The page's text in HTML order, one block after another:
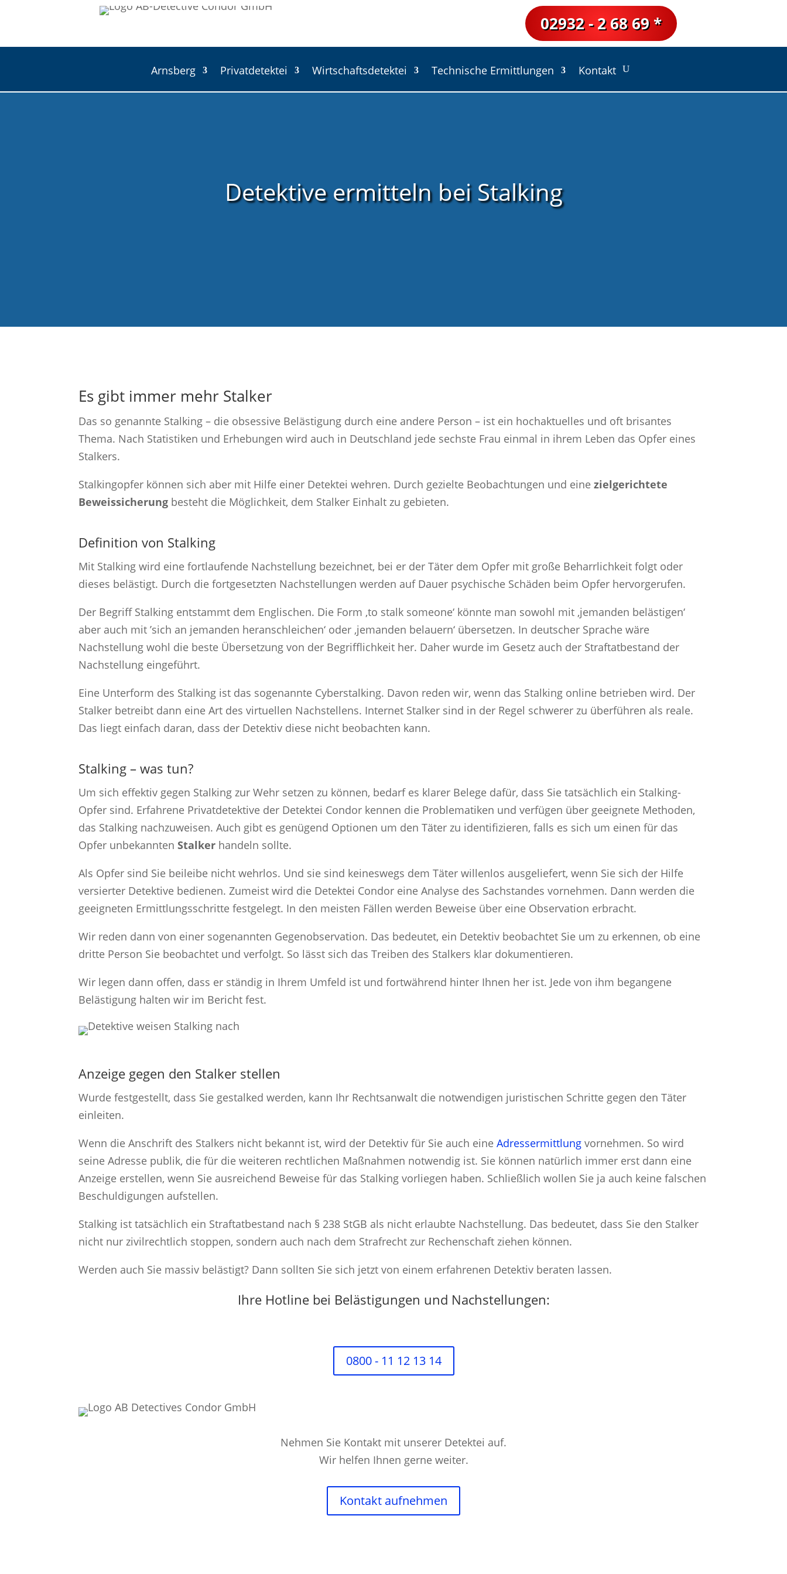
02932 - 2 68 69 *
Arnsberg Privatdetektei Wirtschaftsdetektei Technische Ermittlungen Kontakt
Detektive ermitteln bei Stalking
Es gibt immer mehr Stalker
Das so genannte Stalking – die obsessive Belästigung durch eine andere Person – ist ein hochaktuelles und oft brisantes
Thema. Nach Statistiken und Erhebungen wird auch in Deutschland jede sechste Frau einmal in ihrem Leben das Opfer eines
Stalkers.
Stalkingopfer können sich aber mit Hilfe einer Detektei wehren. Durch gezielte Beobachtungen und einezielgerichtete
Beweissicherung besteht die Möglichkeit, dem Stalker Einhalt zu gebieten.
Definition von Stalking
Mit Stalking wird eine fortlaufende Nachstellung bezeichnet, bei er der Täter dem Opfer mit große Beharrlichkeit folgt oder
dieses belästigt. Durch die fortgesetzten Nachstellungen werden auf Dauer psychische Schäden beim Opfer hervorgerufen.
Der Begriff Stalking entstammt dem Englischen. Die Form ‚to stalk someone‘ könnte man sowohl mit ‚jemanden belästigen‘
aber auch mit ’sich an jemanden heranschleichen‘ oder ‚jemanden belauern‘ übersetzen. In deutscher Sprache wäre
Nachstellung wohl die beste Übersetzung von der Begrifflichkeit her. Daher wurde im Gesetz auch der Straftatbestand der
Nachstellung eingeführt.
Eine Unterform des Stalking ist das sogenannte Cyberstalking. Davon reden wir, wenn das Stalking online betrieben wird. Der
Stalker betreibt dann eine Art des virtuellen Nachstellens. Internet Stalker sind in der Regel schwerer zu überführen als reale.
Das liegt einfach daran, dass der Detektiv diese nicht beobachten kann.
Stalking – was tun?
Um sich effektiv gegen Stalking zur Wehr setzen zu können, bedarf es klarer Belege dafür, dass Sie tatsächlich ein Stalking-
Opfer sind. Erfahrene Privatdetektive der Detektei Condor kennen die Problematiken und verfügen über geeignete Methoden,
das Stalking nachzuweisen. Auch gibt es genügend Optionen um den Täter zu identifizieren, falls es sich um einen für das
Opfer unbekanntenStalker handeln sollte.
Als Opfer sind Sie beileibe nicht wehrlos. Und sie sind keineswegs dem Täter willenlos ausgeliefert, wenn Sie sich der Hilfe
versierter Detektive bedienen. Zumeist wird die Detektei Condor eine Analyse des Sachstandes vornehmen. Dann werden die
geeigneten Ermittlungsschritte festgelegt. In den meisten Fällen werden Beweise über eine Observation erbracht.
Wir reden dann von einer sogenannten Gegenobservation. Das bedeutet, ein Detektiv beobachtet Sie um zu erkennen, ob eine
dritte Person Sie beobachtet und verfolgt. So lässt sich das Treiben des Stalkers klar dokumentieren.
Wir legen dann offen, dass er ständig in Ihrem Umfeld ist und fortwährend hinter Ihnen her ist. Jede von ihm begangene
Belästigung halten wir im Bericht fest.
Anzeige gegen den Stalker stellen
Wurde festgestellt, dass Sie gestalked werden, kann Ihr Rechtsanwalt die notwendigen juristischen Schritte gegen den Täter
einleiten.
Wenn die Anschrift des Stalkers nicht bekannt ist, wird der Detektiv für Sie auch eineAdressermittlung vornehmen. So wird
seine Adresse publik, die für die weiteren rechtlichen Maßnahmen notwendig ist. Sie können natürlich immer erst dann eine
Anzeige erstellen, wenn Sie ausreichend Beweise für das Stalking vorliegen haben. Schließlich wollen Sie ja auch keine falschen
Beschuldigungen aufstellen.
Stalking ist tatsächlich ein Straftatbestand nach § 238 StGB als nicht erlaubte Nachstellung. Das bedeutet, dass Sie den Stalker
nicht nur zivilrechtlich stoppen, sondern auch nach dem Strafrecht zur Rechenschaft ziehen können.
Werden auch Sie massiv belästigt? Dann sollten Sie sich jetzt von einem erfahrenen Detektiv beraten lassen.
Ihre Hotline bei Belästigungen und Nachstellungen:
0800 - 11 12 13 14
Nehmen Sie Kontakt mit unserer Detektei auf.
Wir helfen Ihnen gerne weiter.
Kontakt aufnehmen